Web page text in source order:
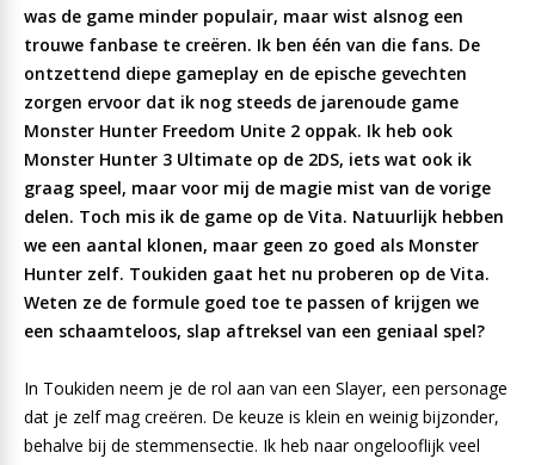
was de game minder populair, maar wist alsnog een
trouwe fanbase te creëren. Ik ben één van die fans. De
ontzettend diepe gameplay en de epische gevechten
zorgen ervoor dat ik nog steeds de jarenoude game
Monster Hunter Freedom Unite 2 oppak. Ik heb ook
Monster Hunter 3 Ultimate op de 2DS, iets wat ook ik
graag speel, maar voor mij de magie mist van de vorige
delen. Toch mis ik de game op de Vita. Natuurlijk hebben
we een aantal klonen, maar geen zo goed als Monster
Hunter zelf. Toukiden gaat het nu proberen op de Vita.
Weten ze de formule goed toe te passen of krijgen we
een schaamteloos, slap aftreksel van een geniaal spel?
In Toukiden neem je de rol aan van een Slayer, een personage
dat je zelf mag creëren. De keuze is klein en weinig bijzonder,
behalve bij de stemmensectie. Ik heb naar ongelooflijk veel